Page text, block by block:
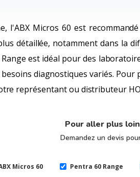
l'ABX Micros 60 est
détaillée, notamment dans la
est idéal pour des
besoins diagnostiques variés.
représentant ou distributeur
Pour aller plus loin
Demandez un devis
Micros 60 Pentra 60 Range